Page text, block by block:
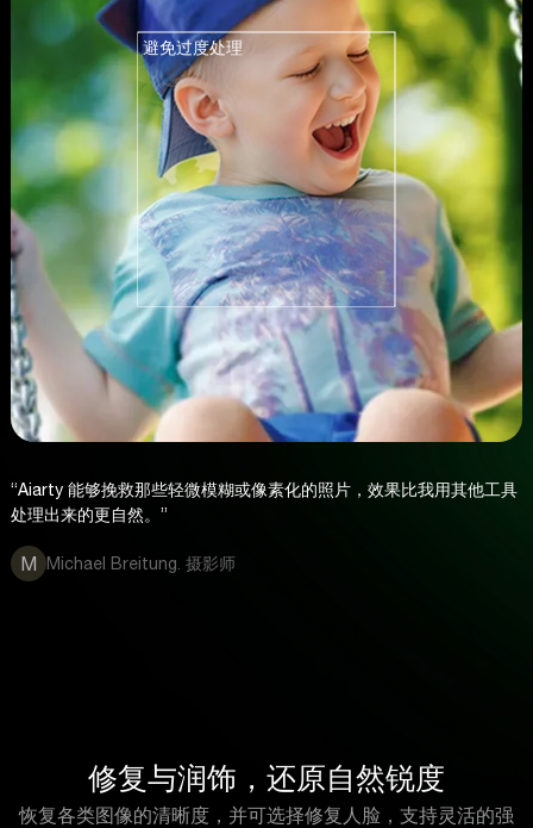
避免过度处理
“Aiarty 能够挽救那些轻微模糊或像素化的照片，效果比我用其他工具
处理出来的更自然。”
M Michael Breitung. 摄影师
修复与润饰，还原自然锐度
恢复各类图像的清晰度，并可选择修复人脸，支持灵活的强